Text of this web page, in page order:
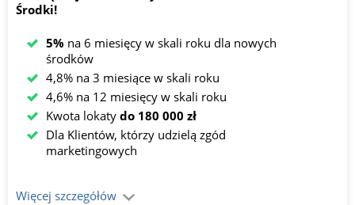
Środki!
5% na 6 miesięcy w skali roku dla nowych
środków
4,8% na 3 miesiące w skali roku
4,6% na 12 miesięcy w skali roku
Kwota lokaty do 180 000 zł
Dla Klientów, którzy udzielą zgód
marketingowych
Więcej szczegółów